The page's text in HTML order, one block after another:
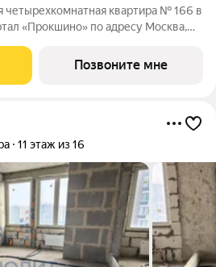
четырехкомнатная квартира № 166 в
«Прокшино» по адресу Москва,
округ, район Коммунарка,
Позвоните мне
11 этаж из 16